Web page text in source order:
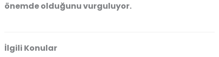
önemde olduğunu vurguluyor.
İlgili Konular